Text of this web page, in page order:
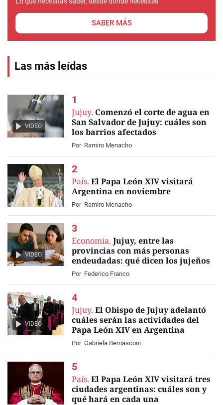
SABER MÁS
Las más leídas
VIDEO
Jujuy. Comenzó el corte de agua en
San Salvador de Jujuy: cuáles son
los barrios afectados
Por Ramiro Menacho
País. El Papa León XIV visitará
Argentina en noviembre
Por Ramiro Menacho
VIDEO
Economía. Jujuy, entre las
provincias con más personas
endeudadas: qué dicen los jujeños
Por Federico Franco
VIDEO
Jujuy. El Obispo de Jujuy adelantó
cuáles serán las actividades del
Papa León XIV en Argentina
Por Gabriela Bernasconi
País. El Papa León XIV visitará tres
ciudades argentinas: cuáles son y
qué hará en cada una